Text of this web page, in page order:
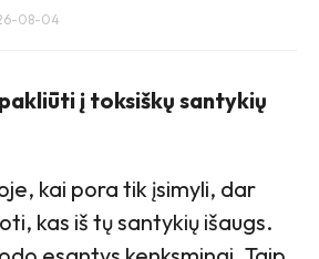
08-04
į toksiškų santykių
kai pora tik įsimyli, dar
kas iš tų santykių išaugs.